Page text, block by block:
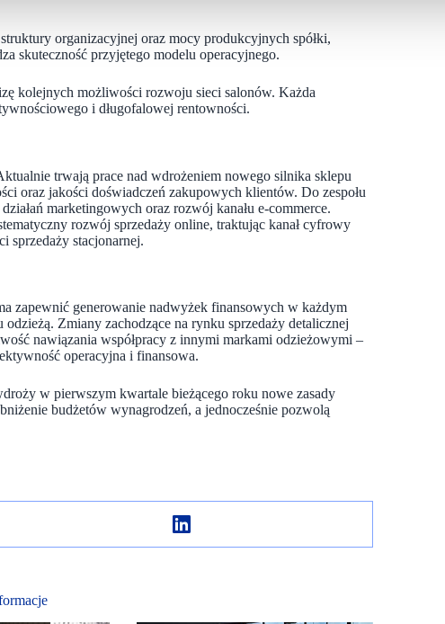
organizacyjnej oraz mocy produkcyjnych spółki,
skuteczność przyjętego modelu operacyjnego.
kolejnych możliwości rozwoju sieci salonów. Każda
i długofalowej rentowności.
trwają prace nad wdrożeniem nowego silnika sklepu
oraz jakości doświadczeń zakupowych klientów. Do zespołu
marketingowych oraz rozwój kanału e-commerce.
rozwój sprzedaży online, traktując kanał cyfrowy
sprzedaży stacjonarnej.
zapewnić generowanie nadwyżek finansowych w każdym
Zmiany zachodzące na rynku sprzedaży detalicznej
nawiązania współpracy z innymi markami odzieżowymi –
operacyjna i finansowa.
w pierwszym kwartale bieżącego roku nowe zasady
budżetów wynagrodzeń, a jednocześnie pozwolą